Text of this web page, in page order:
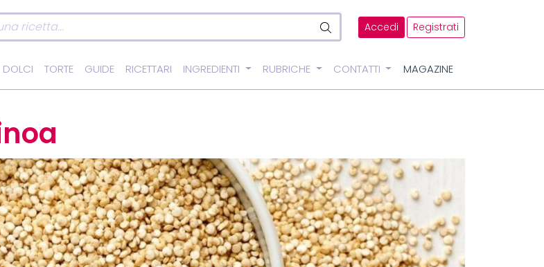
Accedi Registrati
DOLCI TORTE GUIDE RICETTARI INGREDIENTI RUBRICHE CONTATTI MAGAZINE